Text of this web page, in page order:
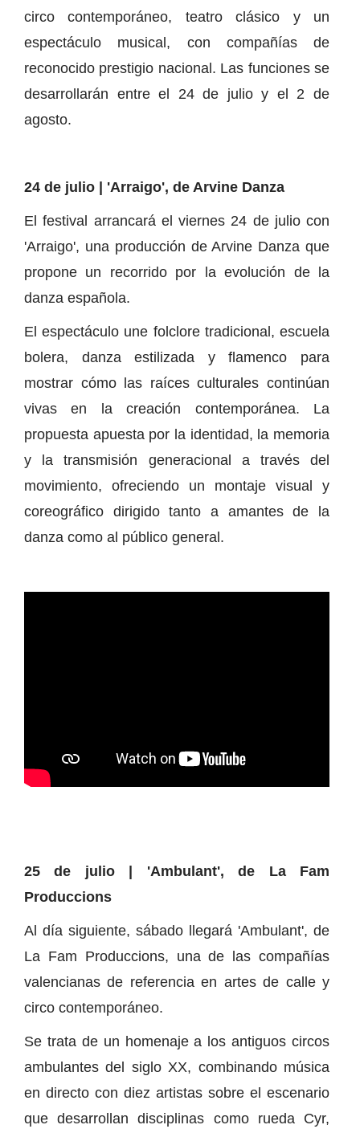
circo contemporáneo, teatro clásico y un
espectáculo musical, con compañías de
reconocido prestigio nacional. Las funciones se
desarrollarán entre el 24 de julio y el 2 de
agosto.
24 de julio | 'Arraigo', de Arvine Danza
El festival arrancará el viernes 24 de julio con
'Arraigo', una producción de Arvine Danza que
propone un recorrido por la evolución de la
danza española.
El espectáculo une folclore tradicional, escuela
bolera, danza estilizada y flamenco para
mostrar cómo las raíces culturales continúan
vivas en la creación contemporánea. La
propuesta apuesta por la identidad, la memoria
y la transmisión generacional a través del
movimiento, ofreciendo un montaje visual y
coreográfico dirigido tanto a amantes de la
danza como al público general.
25 de julio | 'Ambulant', de La Fam
Produccions
Al día siguiente, sábado llegará 'Ambulant', de
La Fam Produccions, una de las compañías
valencianas de referencia en artes de calle y
circo contemporáneo.
Se trata de un homenaje a los antiguos circos
ambulantes del siglo XX, combinando música
en directo con diez artistas sobre el escenario
que desarrollan disciplinas como rueda Cyr,